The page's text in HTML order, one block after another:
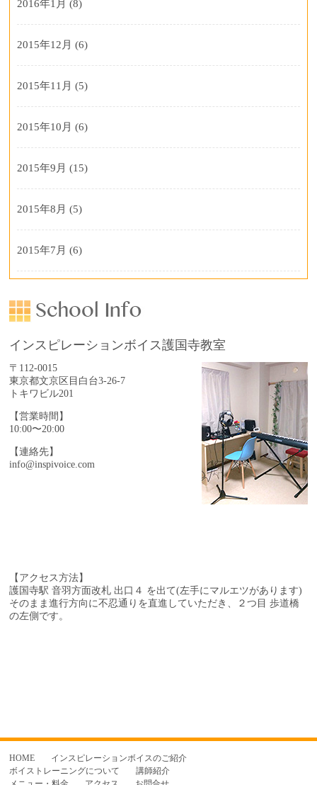
2016年1月 (8)
2015年12月 (6)
2015年11月 (5)
2015年10月 (6)
2015年9月 (15)
2015年8月 (5)
2015年7月 (6)
インスピレーションボイス護国寺教室
〒112-0015
東京都文京区目白台3-26-7
トキワビル201
【営業時間】
10:00〜20:00
【連絡先】
info@inspivoice.com
【アクセス方法】
護国寺駅 音羽方面改札 出口４ を出て(左手にマルエツがあります)
そのまま進行方向に不忍通りを直進していただき、
２つ目 歩道橋
の左側です。
HOME
インスピレーションボイスのご紹介
ボイストレーニングについて
講師紹介